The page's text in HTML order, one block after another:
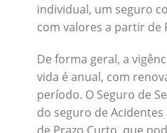
individual, um seguro
com valores a partir de
De forma geral, a
vida é anual, com
período. O Seguro de
do seguro de